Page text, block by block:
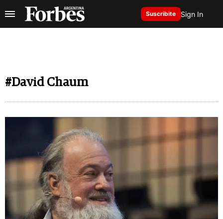
Suscribite Sign In
#David Chaum